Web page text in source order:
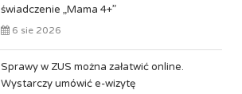
świadczenie „Mama 4+”
6 sie 2026
Sprawy w ZUS można załatwić online.
Wystarczy umówić e-wizytę